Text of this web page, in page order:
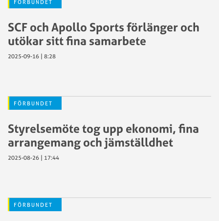
FÖRBUNDET
SCF och Apollo Sports förlänger och
utökar sitt fina samarbete
2025-09-16 | 8:28
FÖRBUNDET
Styrelsemöte tog upp ekonomi, fina
arrangemang och jämställdhet
2025-08-26 | 17:44
FÖRBUNDET